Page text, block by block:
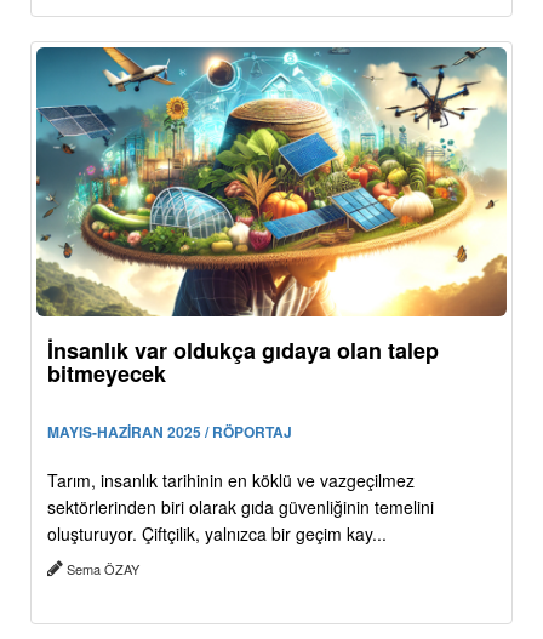
İnsanlık var oldukça gıdaya olan talep
bitmeyecek
MAYIS-HAZİRAN 2025 / RÖPORTAJ
Tarım, insanlık tarihinin en köklü ve vazgeçilmez
sektörlerinden biri olarak gıda güvenliğinin temelini
oluşturuyor. Çiftçilik, yalnızca bir geçim kay...
Sema ÖZAY